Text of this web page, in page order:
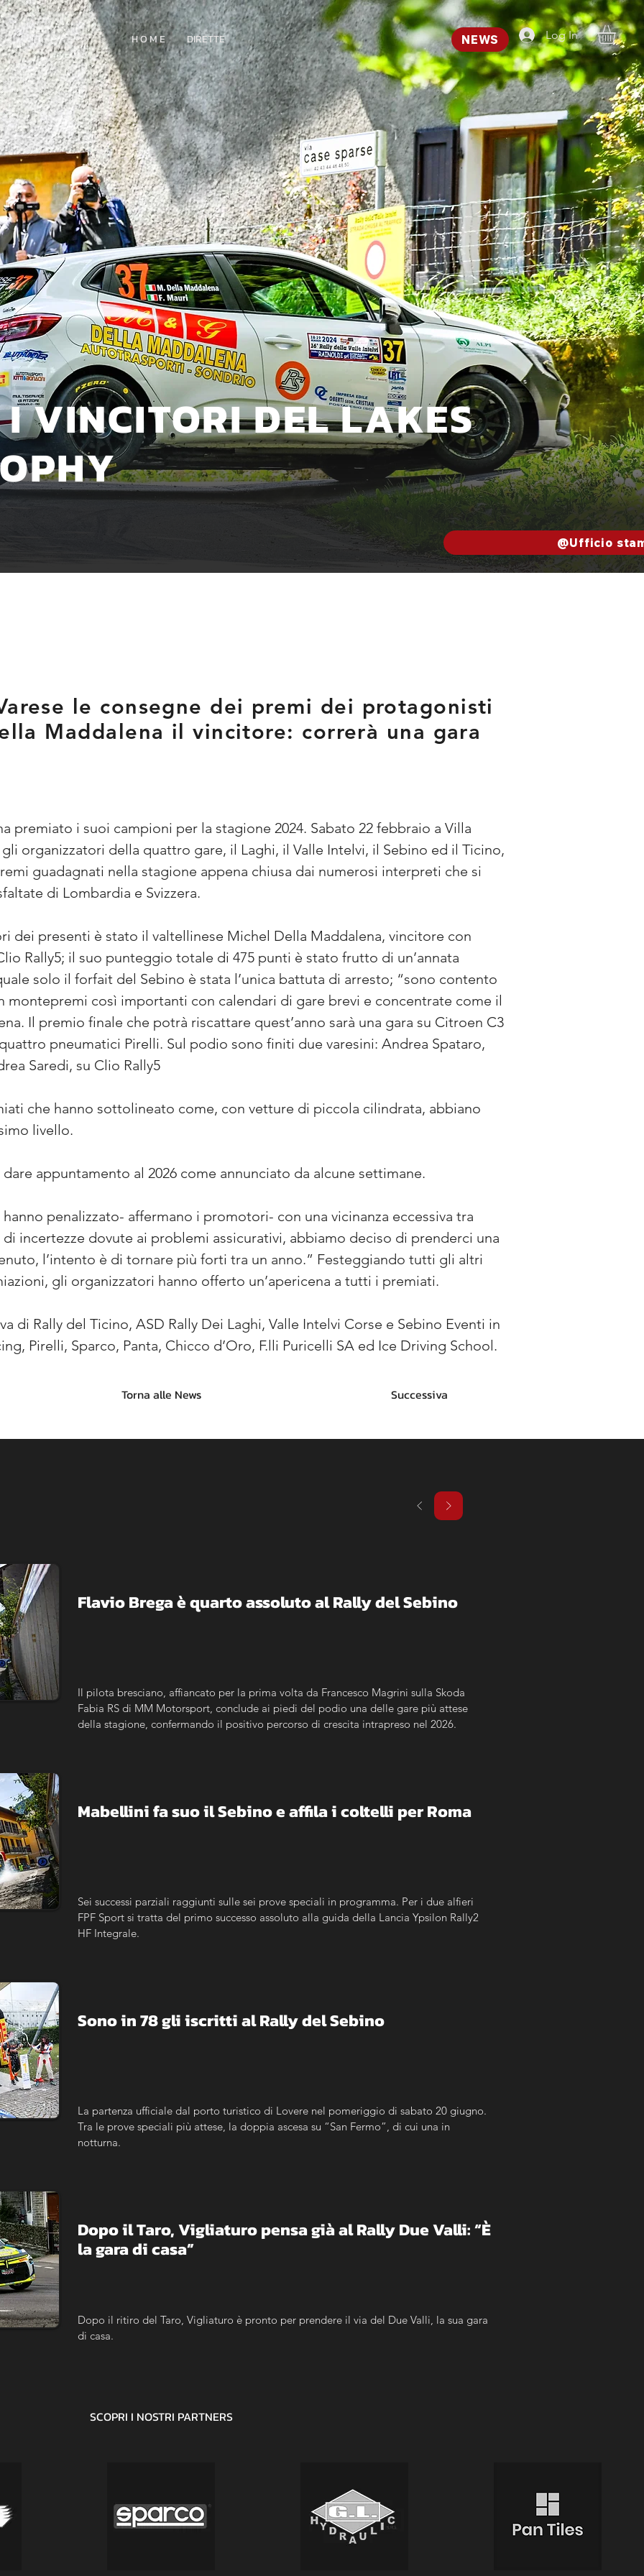
Log In
H O M E DIRETTE NEWS
le consegne dei premi dei protagonisti
Maddalena il vincitore: correrà una gara
premiato i suoi campioni per la stagione 2024. Sabato 22 febbraio a Villa
organizzatori della quattro gare, il Laghi, il Valle Intelvi, il Sebino ed il Ticino,
guadagnati nella stagione appena chiusa dai numerosi interpreti che si
di Lombardia e Svizzera.
dei presenti è stato il valtellinese Michel Della Maddalena, vincitore con
Rally5; il suo punteggio totale di 475 punti è stato frutto di un’annata
solo il forfait del Sebino è stata l’unica battuta di arresto; “sono contento
montepremi così importanti con calendari di gare brevi e concentrate come il
Il premio finale che potrà riscattare quest’anno sarà una gara su Citroen C3
pneumatici Pirelli. Sul podio sono finiti due varesini: Andrea Spataro,
Saredi, su Clio Rally5
che hanno sottolineato come, con vetture di piccola cilindrata, abbiano
livello.
appuntamento al 2026 come annunciato da alcune settimane.
penalizzato- affermano i promotori- con una vicinanza eccessiva tra
incertezze dovute ai problemi assicurativi, abbiamo deciso di prenderci una
l’intento è di tornare più forti tra un anno.” Festeggiando tutti gli altri
gli organizzatori hanno offerto un’apericena a tutti i premiati.
di Rally del Ticino, ASD Rally Dei Laghi, Valle Intelvi Corse e Sebino Eventi in
Pirelli, Sparco, Panta, Chicco d’Oro, F.lli Puricelli SA ed Ice Driving School.
VINCITORI DEL LAKES
@Ufficio
Torna alle News Successiva
Flavio Brega è quarto assoluto al Rally del Sebino
Il pilota bresciano, affiancato per la prima volta da Francesco Magrini sulla Skoda
Fabia RS di MM Motorsport, conclude ai piedi del podio una delle gare più attese
della stagione, confermando il positivo percorso di crescita intrapreso nel 2026.
Mabellini fa suo il Sebino e affila i coltelli per Roma
Sei successi parziali raggiunti sulle sei prove speciali in programma. Per i due alfieri
FPF Sport si tratta del primo successo assoluto alla guida della Lancia Ypsilon Rally2
HF Integrale.
Sono in 78 gli iscritti al Rally del Sebino
La partenza ufficiale dal porto turistico di Lovere nel pomeriggio di sabato 20 giugno.
Tra le prove speciali più attese, la doppia ascesa su “San Fermo”, di cui una in
notturna.
Dopo il Taro, Vigliaturo pensa già al Rally Due Valli: “È
la gara di casa”
Dopo il ritiro del Taro, Vigliaturo è pronto per prendere il via del Due Valli, la sua gara
di casa.
SCOPRI I NOSTRI PARTNERS